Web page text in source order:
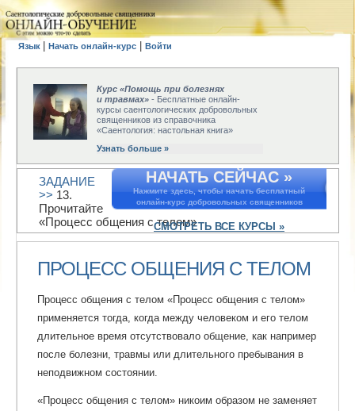
Язык Начать онлайн-курс Войти
Курс «Помощь при болезнях
и травмах» - Бесплатные онлайн-
курсы саентологических добровольных
священников из справочника
«Саентология: настольная книга»
Узнать больше »
НАЧАТЬ СЕЙЧАС »
Нажмите здесь, чтобы начать бесплатный
онлайн-курс добровольных священников
СМОТРЕТЬ ВСЕ КУРСЫ »
ЗАДАНИЕ
>> 13.
Прочитайте
«Процесс общения с телом»
ПРОЦЕСС ОБЩЕНИЯ С ТЕЛОМ
Процесс общения с телом «Процесс общения с телом»
применяется тогда, когда между человеком и его телом
длительное время отсутствовало общение, как например
после болезни, травмы или длительного пребывания в
неподвижном состоянии.
«Процесс общения с телом» никоим образом не заменяет